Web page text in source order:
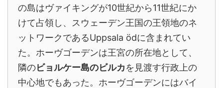
の島はヴァイキングが10世紀から11世紀にか
けて占領し、スウェーデン王国の王領地のネ
ットワークであるUppsala ödに含まれてい
た。ホーヴゴーデンは王宮の所在地として、
隣のビョルケー島のビルカを見渡す行政上の
中心地でもあった。ホーヴゴーデンにはバイ